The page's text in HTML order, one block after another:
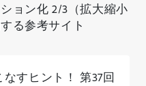
ョン化 2/3（拡大縮小
る参考サイト
すヒント！ 第37回